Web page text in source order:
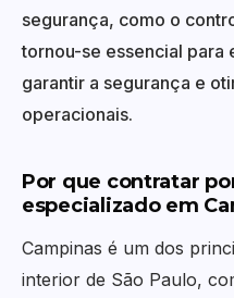
segurança, como o
tornou-se essencial para
garantir a segurança e
operacionais.
Por que contratar
especializado em
Campinas é um dos
interior de São Paulo,